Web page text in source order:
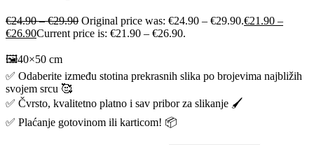
€24.90–€29.90 Original price was: €24.90 – €29.90.€21.90 –
€26.90Current price is: €21.90 – €26.90.
🖼️40×50 cm
✅ Odaberite između stotina prekrasnih slika po brojevima najbližih
svojem srcu 🥰
✅ Čvrsto, kvalitetno platno i sav pribor za slikanje 🖌️
✅ Plaćanje gotovinom ili karticom! 📦